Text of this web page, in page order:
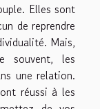
Elles sont
de reprendre
Mais,
souvent, les
une relation.
réussi à les